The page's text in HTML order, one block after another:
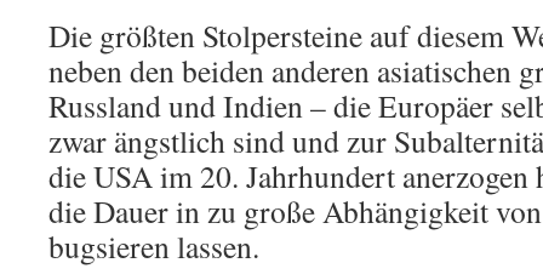
Die größten Stolpersteine auf diesem
neben den beiden anderen asiatischen
Russland und Indien – die Europäer
zwar ängstlich sind und zur
die USA im 20. Jahrhundert anerzogen
die Dauer in zu große Abhängigkeit
bugsieren lassen.